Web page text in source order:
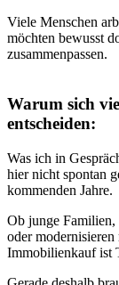
Viele Menschen
möchten bewusst
zusammenpassen.
Warum sich
entscheiden:
Was ich in
hier nicht spontan
kommenden Jahre.
Ob junge Familien,
oder
Immobilienkauf ist